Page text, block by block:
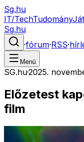
Sg.hu
IT/TechTudomány
Sg.hu
·fórum·RSS·
Menü
SG.hu·2025.
Előzetest
film